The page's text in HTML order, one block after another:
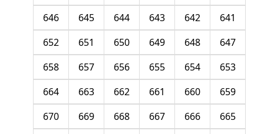
641
642
643
644
645
646
647
648
649
650
651
652
653
654
655
656
657
658
659
660
661
662
663
664
665
666
667
668
669
670